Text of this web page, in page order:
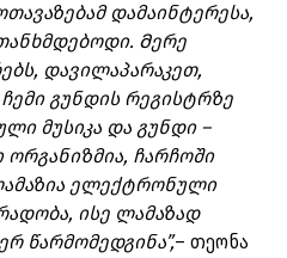
დამაინტერესა,
Მერე
დავილაპარაკეთ,
გუნდის რეგისტრზე
მუსიკა და გუნდი –
ორგანიზმია, ჩარჩოში
ელექტრონული
ისე ლამაზად
წარმომედგინა”,– თეონა